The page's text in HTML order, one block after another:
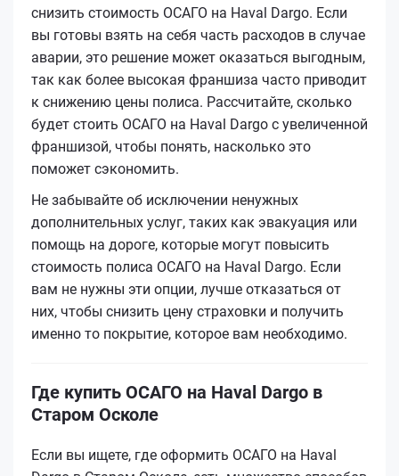
снизить стоимость ОСАГО на Haval Dargo. Если
вы готовы взять на себя часть расходов в случае
аварии, это решение может оказаться выгодным,
так как более высокая франшиза часто приводит
к снижению цены полиса. Рассчитайте, сколько
будет стоить ОСАГО на Haval Dargo с увеличенной
франшизой, чтобы понять, насколько это
поможет сэкономить.
Не забывайте об исключении ненужных
дополнительных услуг, таких как эвакуация или
помощь на дороге, которые могут повысить
стоимость полиса ОСАГО на Haval Dargo. Если
вам не нужны эти опции, лучше отказаться от
них, чтобы снизить цену страховки и получить
именно то покрытие, которое вам необходимо.
Где купить ОСАГО на Haval Dargo в
Старом Осколе
Если вы ищете, где оформить ОСАГО на Haval